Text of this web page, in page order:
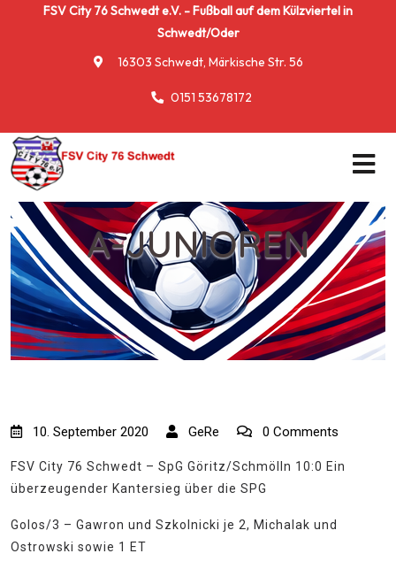
FSV City 76 Schwedt e.V. - Fußball auf dem Külzviertel in
Schwedt/Oder
16303 Schwedt, Märkische Str. 56
0151 53678172
A-JUNIOREN
10. September 2020 GeRe 0 Comments
FSV City 76 Schwedt – SpG Göritz/Schmölln 10:0 Ein
überzeugender Kantersieg über die SPG
Golos/3 – Gawron und Szkolnicki je 2, Michalak und
Ostrowski sowie 1 ET